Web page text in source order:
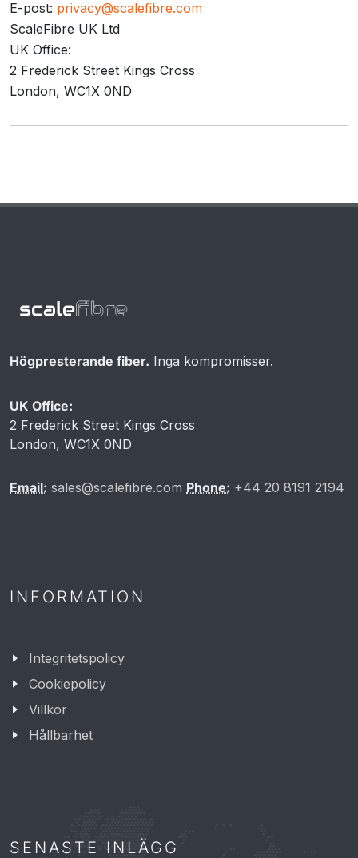
E-post: privacy@scalefibre.com
ScaleFibre UK Ltd
UK Office:
2 Frederick Street Kings Cross
London, WC1X 0ND
Högpresterande fiber. Inga kompromisser.
UK Office:
2 Frederick Street Kings Cross
London, WC1X 0ND
Email: sales@scalefibre.com Phone: +44 20 8191 2194
INFORMATION
Integritetspolicy
Cookiepolicy
Villkor
Hållbarhet
SENASTE INLÄGG